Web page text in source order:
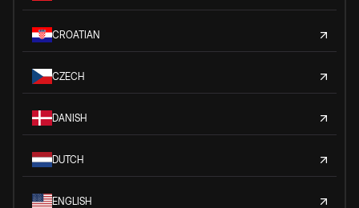
CROATIAN
CZECH
DANISH
DUTCH
ENGLISH